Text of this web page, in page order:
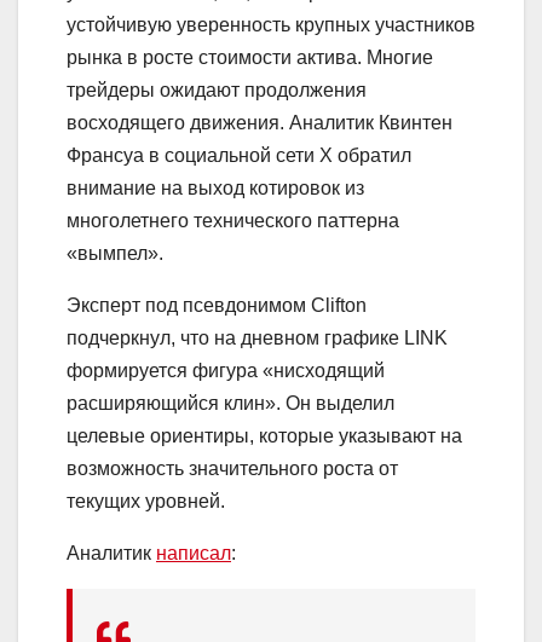
устойчивую уверенность крупных участников
рынка в росте стоимости актива. Многие
трейдеры ожидают продолжения
восходящего движения. Аналитик Квинтен
Франсуа в социальной сети X обратил
внимание на выход котировок из
многолетнего технического паттерна
«вымпел».
Эксперт под псевдонимом Clifton
подчеркнул, что на дневном графике LINK
формируется фигура «нисходящий
расширяющийся клин». Он выделил
целевые ориентиры, которые указывают на
возможность значительного роста от
текущих уровней.
Аналитик написал: